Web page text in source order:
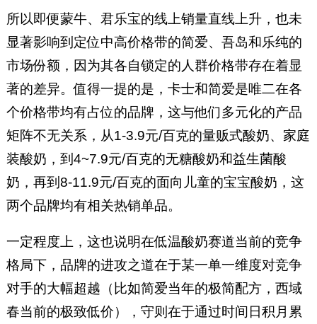
所以即便蒙牛、君乐宝的线上销量直线上升，也未
显著影响到定位中高价格带的简爱、吾岛和乐纯的
市场份额，因为其各自锁定的人群价格带存在着显
著的差异。值得一提的是，卡士和简爱是唯二在各
个价格带均有占位的品牌，这与他们多元化的产品
矩阵不无关系，从1-3.9元/百克的量贩式酸奶、家庭
装酸奶，到4~7.9元/百克的无糖酸奶和益生菌酸
奶，再到8-11.9元/百克的面向儿童的宝宝酸奶，这
两个品牌均有相关热销单品。
一定程度上，这也说明在低温酸奶赛道当前的竞争
格局下，品牌的进攻之道在于某一单一维度对竞争
对手的大幅超越（比如简爱当年的极简配方，西域
春当前的极致低价），守则在于通过时间日积月累